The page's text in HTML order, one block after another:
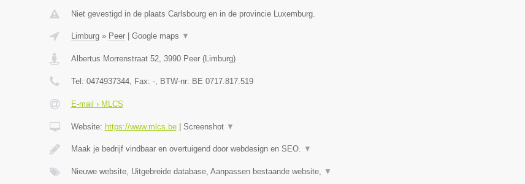
Niet gevestigd in de plaats Carlsbourg en in de provincie Luxemburg.
Limburg» Peer| Google maps ▼
Albertus Morrenstraat 52, 3990 Peer(Limburg)
Tel: 0474937344, Fax: -, BTW-nr: BE 0717.817.519
E-mail › MLCS
Website: https://www.mlcs.be| Screenshot ▼
Maak je bedrijf vindbaar en overtuigend door webdesign en SEO. ▼
Nieuwe website, Uitgebreide database, Aanpassen bestaande website, ▼